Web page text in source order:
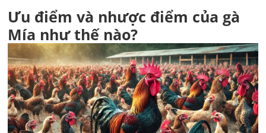
Ưu điểm và nhược điểm của gà
Mía như thế nào?